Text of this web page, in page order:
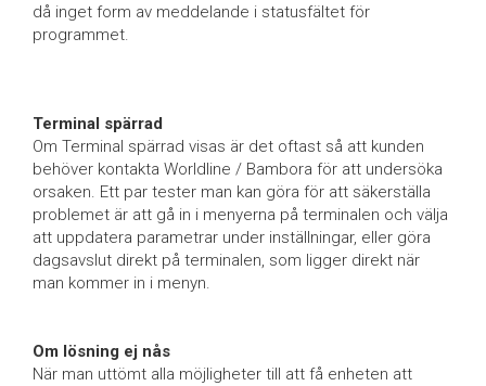
då inget form av meddelande i statusfältet för
programmet.
Terminal spärrad
Om Terminal spärrad visas är det oftast så att kunden
behöver kontakta Worldline / Bambora för att undersöka
orsaken. Ett par tester man kan göra för att säkerställa
problemet är att gå in i menyerna på terminalen och välja
att uppdatera parametrar under inställningar, eller göra
dagsavslut direkt på terminalen, som ligger direkt när
man kommer in i menyn.
Om lösning ej nås
När man uttömt alla möjligheter till att få enheten att